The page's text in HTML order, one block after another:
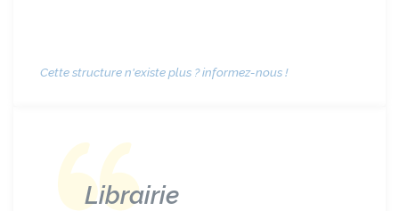
Cette structure n'existe plus ? informez-nous !
Librairie